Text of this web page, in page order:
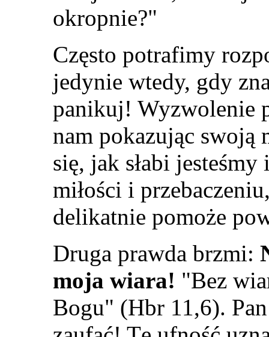
okropnie?"
Często potrafimy
jedynie wtedy, gdy
panikuj! Wyzwolenie
nam pokazując swoją
się, jak słabi
miłości i
delikatnie pomoże
Druga prawda brzmi:
moja wiara! "Bez
Bogu" (Hbr 11,6).